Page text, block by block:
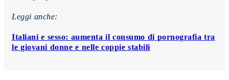
Leggi anche:
Italiani e sesso: aumenta il consumo di pornografia tra
le giovani donne e nelle coppie stabili